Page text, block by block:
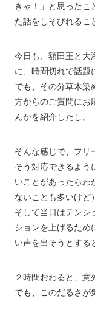
きゃ！」と思ったこ
た話をしそびれるこ
今日も、額田王と大
に、時間切れで話題
でも、その分草木染
方からのご質問にお
んかを紹介したし。
そんな感じで、フリ
そう対応できるよう
いことがあったらわ
ないことも多いけど
そして当日はテンシ
ションを上げるため
い声を出そうとする
２時間おわると、意
でも、このだるさが